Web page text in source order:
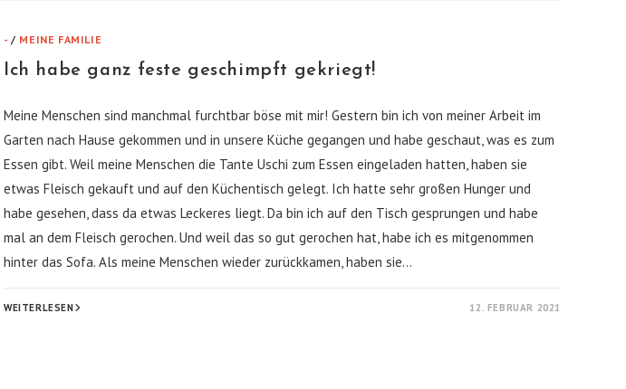
- / MEINE FAMILIE
Ich habe ganz feste geschimpft gekriegt!
Meine Menschen sind manchmal furchtbar böse mit mir! Gestern bin ich von meiner Arbeit im
Garten nach Hause gekommen und in unsere Küche gegangen und habe geschaut, was es zum
Essen gibt. Weil meine Menschen die Tante Uschi zum Essen eingeladen hatten, haben sie
etwas Fleisch gekauft und auf den Küchentisch gelegt. Ich hatte sehr großen Hunger und
habe gesehen, dass da etwas Leckeres liegt. Da bin ich auf den Tisch gesprungen und habe
mal an dem Fleisch gerochen. Und weil das so gut gerochen hat, habe ich es mitgenommen
hinter das Sofa. Als meine Menschen wieder zurückkamen, haben sie…
12. FEBRUAR 2021
WEITERLESENICH